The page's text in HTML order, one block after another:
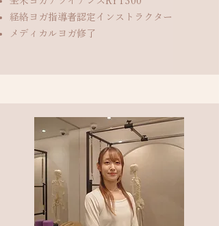
経絡ヨガ指導者認定インストラクター
メディカルヨガ修了